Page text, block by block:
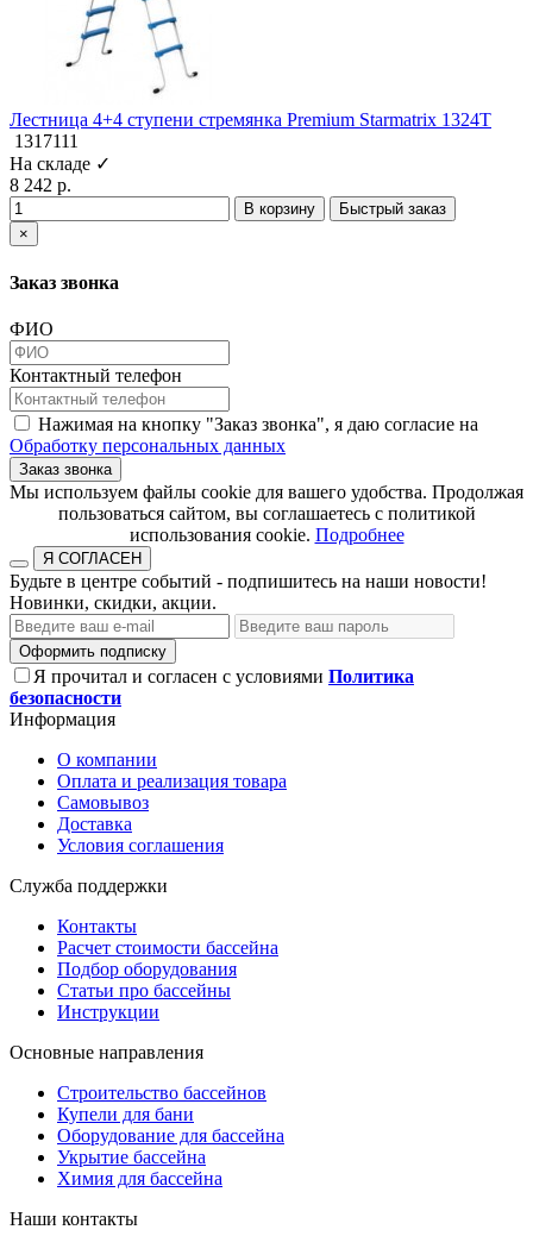
Лестница 4+4 ступени стремянка Premium Starmatrix 1324T
1317111
На складе ✓
8 242 р.
В корзину
Быстрый заказ
×
Заказ звонка
ФИО
Контактный телефон
Нажимая на кнопку "Заказ звонка", я даю согласие на
Обработку персональных данных
Заказ звонка
​​​​​​​Мы используем файлы cookie для вашего удобства. Продолжая
пользоваться сайтом, вы соглашаетесь с политикой
использования cookie.​​​​​​​ Подробнее
Я СОГЛАСЕН
Будьте в центре событий - подпишитесь на наши новости!
Новинки, скидки, акции.
Оформить подписку
Я прочитал и согласен с условиями Политика
безопасности
Информация
О компании
Оплата и реализация товара
Самовывоз
Доставка
Условия соглашения
Служба поддержки
Контакты
Расчет стоимости бассейна
Подбор оборудования
Статьи про бассейны
Инструкции
Основные направления
Строительство бассейнов
Купели для бани
Оборудование для бассейна
Укрытие бассейна
Химия для бассейна
Наши контакты